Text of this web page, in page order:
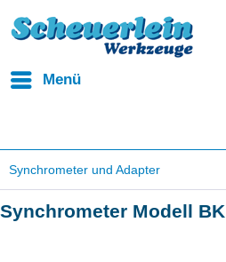
Menü
Synchrometer und Adapter
Synchrometer Modell BK